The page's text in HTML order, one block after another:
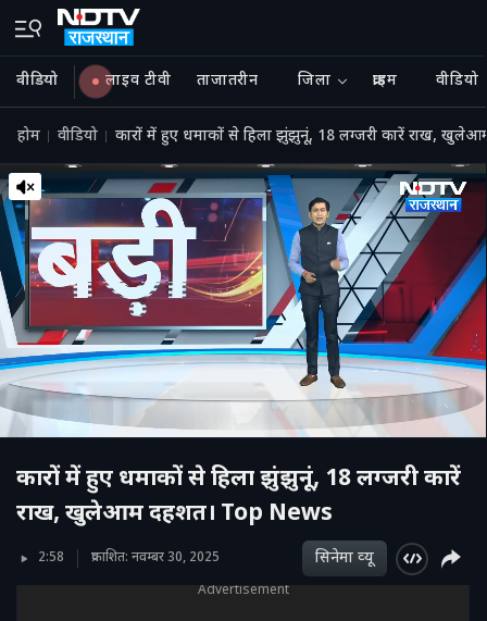
वीडियो लाइव टीवी ताजातरीन जिला क्राइम वीडियो
होम वीडियो कारों में हुए धमाकों से हिला झुंझुनूं, 18 लग्जरी कारें राख,
कारों में हुए धमाकों से हिला झुंझुनूं, 18 लग्जरी कारें
राख, खुलेआम दहशत। Top News
2:58 प्रकाशित: नवम्बर 30, 2025 सिनेमा व्‍यू
Advertisement